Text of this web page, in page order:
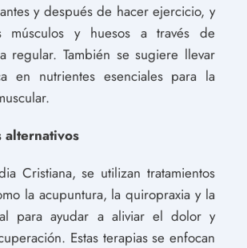
y después de hacer ejercicio, y
músculos y huesos a través de
regular. También se sugiere llevar
en nutrientes esenciales para la
alternativos
Cristiana, se utilizan tratamientos
la acupuntura, la quiropraxia y la
para ayudar a aliviar el dolor y
Estas terapias se enfocan